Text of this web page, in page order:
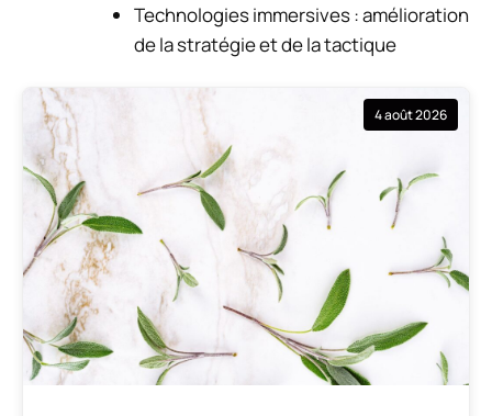
Technologies immersives : amélioration
de la stratégie et de la tactique
4 août 2026